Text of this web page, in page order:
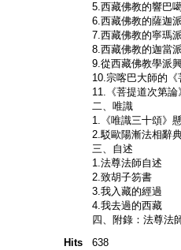
5.西藏佛教的響巴
6.西藏佛教的薩迦派
7.西藏佛教的寧瑪派
8.西藏佛教的迦當派
9.從西藏佛教學派
10.宗喀巴大師的《
11.《菩提道次第
二、唯識
1.《唯識三十頌》
2.駁歐陽漸法相辭
三、自述
1.法尊法師自述
2.致胡子笏書
3.我入藏的經過
4.我去過的西藏
四、附錄：法尊法
Hits
638